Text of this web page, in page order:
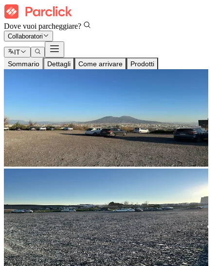
Dove vuoi parcheggiare?
Collaboratori
IT
Sommario Dettagli Come arrivare Prodotti